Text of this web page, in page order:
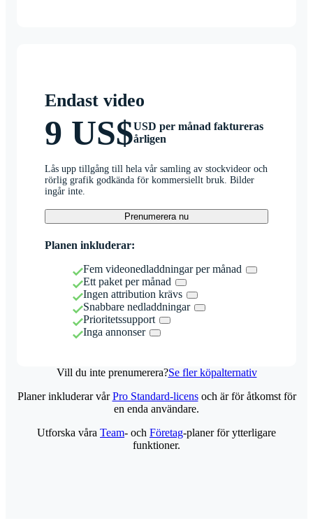
Endast video
9 US$USD per månad faktureras
årligen
Lås upp tillgång till hela vår samling av stockvideor och
rörlig grafik godkända för kommersiellt bruk. Bilder
ingår inte.
Prenumerera nu
Planen inkluderar:
Fem videonedladdningar per månad
Ett paket per månad
Ingen attribution krävs
Snabbare nedladdningar
Prioritetssupport
Inga annonser
Vill du inte prenumerera?Se fler köpalternativ
Planer inkluderar vårPro Standard-licensoch är för åtkomst för
en enda användare.
Utforska våra Team- och Företag-planer för ytterligare
funktioner.